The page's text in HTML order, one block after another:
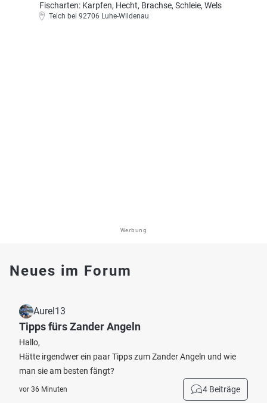
Fischarten: Karpfen, Hecht, Brachse, Schleie, Wels
Teich bei 92706 Luhe-Wildenau
Werbung
Neues im Forum
Aurel13
Tipps fürs Zander Angeln
Hallo,
Hätte irgendwer ein paar Tipps zum Zander Angeln und wie
man sie am besten fängt?
vor 36 Minuten 4 Beiträge